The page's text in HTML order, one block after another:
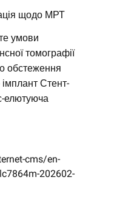
щодо МРТ
умови
томографії
обстеження
Стент-
елютуюча
cms/en-
202602-